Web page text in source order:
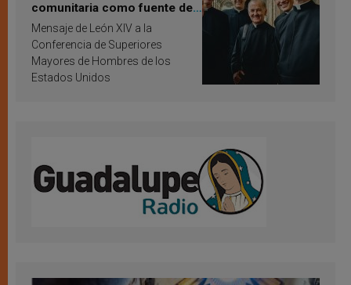
comunitaria como fuente de
inspiración y santificación
Mensaje de León XIV a la
Conferencia de Superiores
Mayores de Hombres de los
Estados Unidos